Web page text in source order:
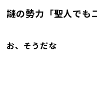
謎の勢力「聖人でも
お、そうだな